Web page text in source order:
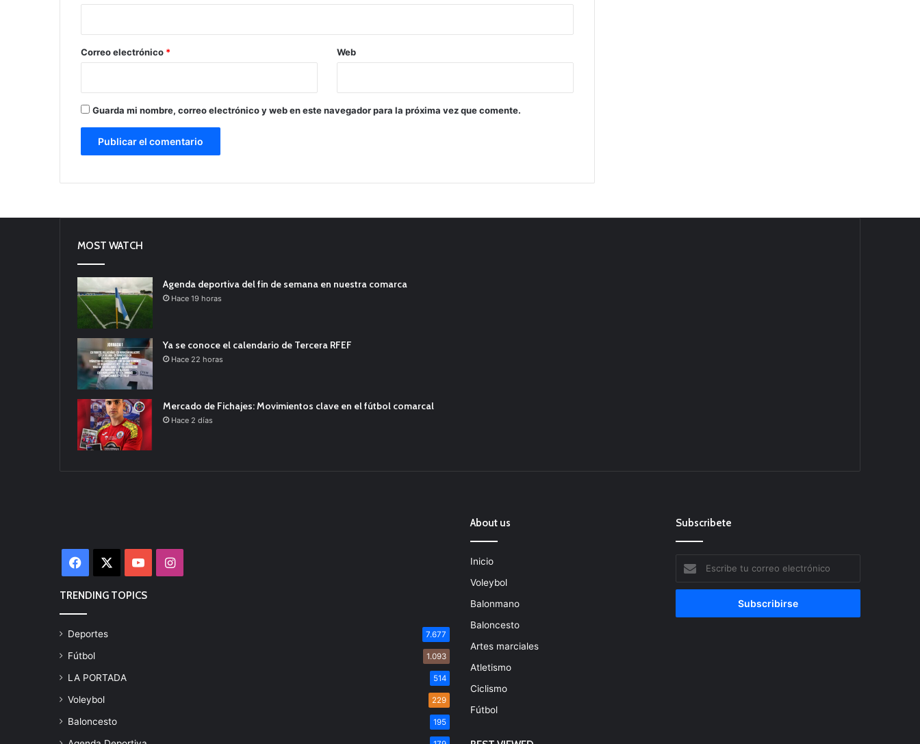
*
Correo electrónico * Web
Guarda mi nombre, correo electrónico y web en este navegador para la próxima vez que comente.
MOST WATCH
Agenda deportiva del fin de semana en nuestra comarca
Hace 19 horas
Ya se conoce el calendario de Tercera RFEF
Hace 22 horas
Mercado de Fichajes: Movimientos clave en el fútbol comarcal
Hace 2 días
Facebook YouTubeInstagram
TRENDING TOPICS
Deportes 7.677
Fútbol 1.093
LA PORTADA 514
Voleybol 229
Baloncesto 195
About us
Inicio
Voleybol
Balonmano
Baloncesto
Artes marciales
Atletismo
Ciclismo
Fútbol
Subscribete
tu
correo